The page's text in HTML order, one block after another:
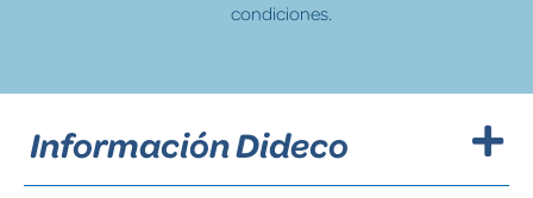
condiciones.
Información Dideco